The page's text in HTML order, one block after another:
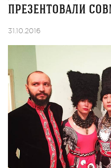
презентовали
31.10.2016